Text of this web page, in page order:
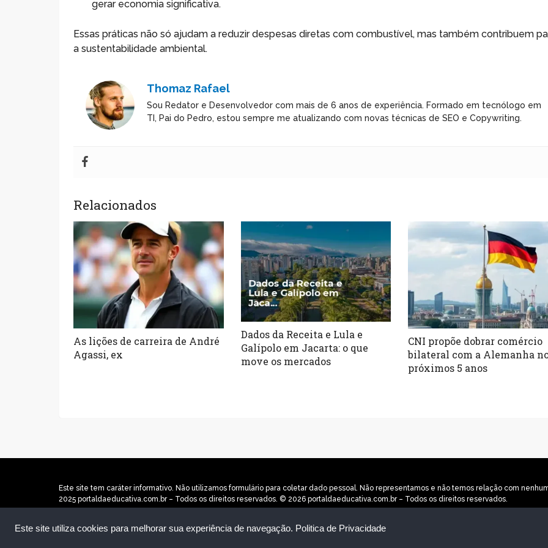
Este site utiliza cookies para melhorar sua experiência de navegação. Politica de Privacidade
gerar economia significativa.
Essas práticas não só ajudam a reduzir despesas diretas com combustível, mas também contribuem
a sustentabilidade ambiental.
Thomaz Rafael
Sou Redator e Desenvolvedor com mais de 6 anos de experiência. Formado em tecnólogo em
TI, Pai do Pedro, estou sempre me atualizando com novas técnicas de SEO e Copywriting.
Relacionados
As lições de carreira de André
Agassi, ex
Dados da Receita e Lula e
Galípolo em Jacarta: o que
move os mercados
CNI propõe dobrar comércio
bilateral com a Alemanha
próximos 5 anos
Este site tem caráter informativo. Não utilizamos formulário para coletar dado pessoal. Não representamos e não temos relação com
2025 portaldaeducativa.com.br – Todos os direitos reservados. © 2026 portaldaeducativa.com.br – Todos os direitos reservados.
Quem Somos|Contato|Termos|Política